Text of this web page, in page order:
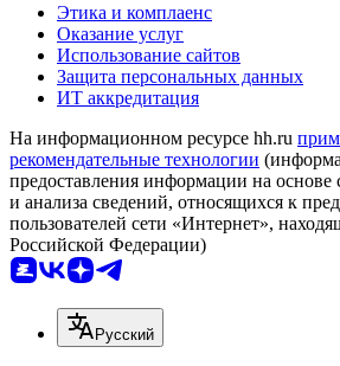
Этика и комплаенс
Оказание услуг
Использование сайтов
Защита персональных данных
ИТ аккредитация
На информационном ресурсе hh.ru
рекомендательные технологии
предоставления информации на основе
и анализа сведений, относящихся к
пользователей сети «Интернет»,
Российской Федерации)
Русский